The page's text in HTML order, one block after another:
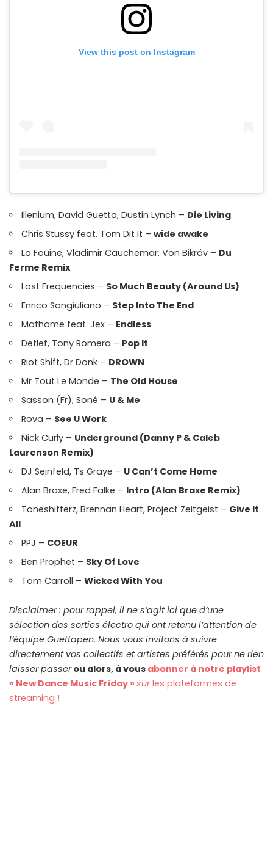
View this post on Instagram
Illenium, David Guetta, Dustin Lynch – Die Living
Chris Stussy feat. Tom Dit It –wide awake
La Fouine, Vladimir Cauchemar, Von Bikräv – Du
Ferme Remix
Lost Frequencies – So Much Beauty (Around Us)
Enrico Sangiuliano – Step Into The End
Mathame feat. Jex – Endless
Detlef, Tony Romera – Pop It
Riot Shift, Dr Donk – DROWN
Mr Tout Le Monde – The Old House
Sasson (Fr), Soné – U & Me
Rova – See U Work
Nick Curly – Underground (Danny P & Caleb
Laurenson Remix)
DJ Seinfeld, Ts Graye – U Can’t Come Home
Alan Braxe, Fred Falke – Intro (Alan Braxe Remix)
Toneshifterz, Brennan Heart, Project Zeitgeist – Give It
All
PPJ – COEUR
Ben Prophet – Sky Of Love
Tom Carroll –Wicked With You
Disclaimer : pour rappel, il ne s’agit ici que d’une
sélection des sorties électro qui ont retenu l’attention de
l’équipe Guettapen. Nous vous invitons à suivre
directement vos collectifs et artistes préférés pour ne rien
laisser passerou alors, à vous abonner à notre playlist
« New Dance Music Friday »surles plateformes de
streaming !